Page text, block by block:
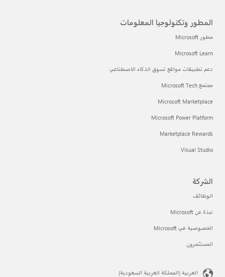
المطور وتكنولوجيا المعلومات
مطور Microsoft
Microsoft Learn
دعم تطبيقات مواقع تسوق الذكاء الاصطناعي
مجتمع Microsoft Tech
Microsoft Marketplace
Microsoft Power Platform
Marketplace Rewards
Visual Studio
الشركة
الوظائف
نبذة عن Microsoft
الخصوصية في Microsoft
المستثمرون
العربية (المملكة العربية السعودية)